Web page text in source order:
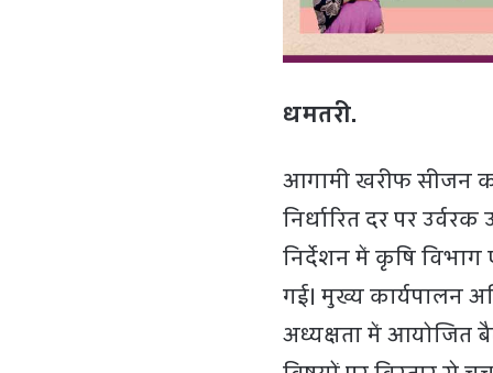
धमतरी.
आगामी खरीफ सीजन
निर्धारित दर पर
निर्देशन में कृषि
गई। मुख्य कार्यपालन
अध्यक्षता में आयोजित